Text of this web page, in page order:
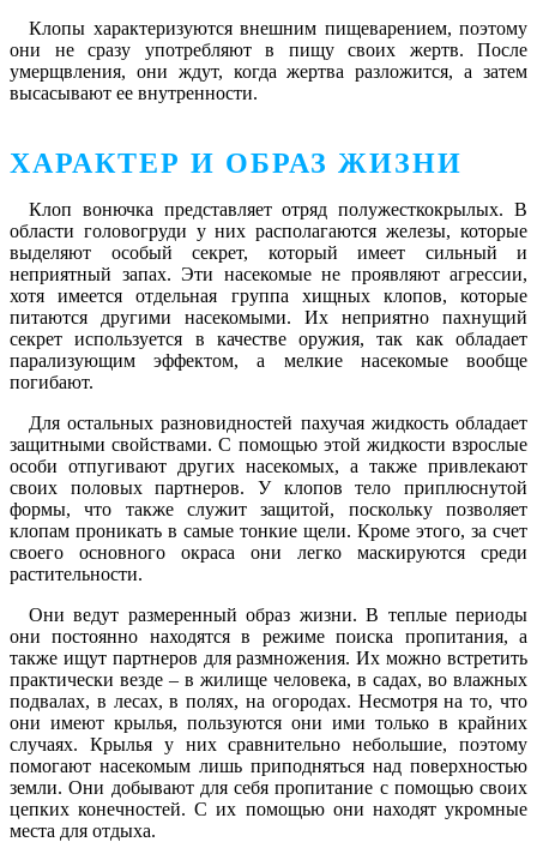
Клопы характеризуются внешним пищеварением, поэтому
они не сразу употребляют в пищу своих жертв. После
умерщвления, они ждут, когда жертва разложится, а затем
высасывают ее внутренности.
ХАРАКТЕР И ОБРАЗ ЖИЗНИ
Клоп вонючка представляет отряд полужесткокрылых. В
области головогруди у них располагаются железы, которые
выделяют особый секрет, который имеет сильный и
неприятный запах. Эти насекомые не проявляют агрессии,
хотя имеется отдельная группа хищных клопов, которые
питаются другими насекомыми. Их неприятно пахнущий
секрет используется в качестве оружия, так как обладает
парализующим эффектом, а мелкие насекомые вообще
погибают.
Для остальных разновидностей пахучая жидкость обладает
защитными свойствами. С помощью этой жидкости взрослые
особи отпугивают других насекомых, а также привлекают
своих половых партнеров. У клопов тело приплюснутой
формы, что также служит защитой, поскольку позволяет
клопам проникать в самые тонкие щели. Кроме этого, за счет
своего основного окраса они легко маскируются среди
растительности.
Они ведут размеренный образ жизни. В теплые периоды
они постоянно находятся в режиме поиска пропитания, а
также ищут партнеров для размножения. Их можно встретить
практически везде – в жилище человека, в садах, во влажных
подвалах, в лесах, в полях, на огородах. Несмотря на то, что
они имеют крылья, пользуются они ими только в крайних
случаях. Крылья у них сравнительно небольшие, поэтому
помогают насекомым лишь приподняться над поверхностью
земли. Они добывают для себя пропитание с помощью своих
цепких конечностей. С их помощью они находят укромные
места для отдыха.